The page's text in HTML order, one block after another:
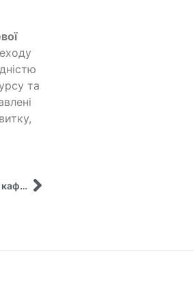
та
Емоційна зустріч: учні 11-х класів ліцею зустрілися з представниками кафедри управління ім. О. Балацького ННІ БІЕМ, СумДУ